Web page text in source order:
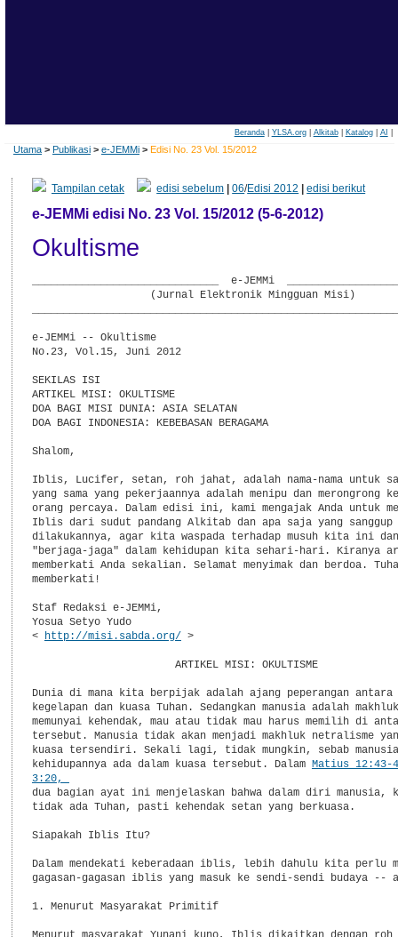
Beranda| YLSA.org| Alkitab| Katalog| AI
Utama > Publikasi > e-JEMMi > Edisi No. 23 Vol. 15/2012
Tampilan cetak edisi sebelum |06/Edisi 2012 |edisi berikut
e-JEMMi edisi No. 23 Vol. 15/2012 (5-6-2012)
Okultisme
______________________________  e-JEMMi
                   (Jurnal Elektronik Mingguan Misi)
e-JEMMi -- Okultisme
No.23, Vol.15, Juni 2012
SEKILAS ISI
ARTIKEL MISI: OKULTISME
DOA BAGI MISI DUNIA: ASIA SELATAN
DOA BAGI INDONESIA: KEBEBASAN BERAGAMA
Shalom,
Iblis, Lucifer, setan, roh jahat, adalah nama-nama untuk
yang sama yang pekerjaannya adalah menipu dan merongrong
orang percaya. Dalam edisi ini, kami mengajak Anda untuk
Iblis dari sudut pandang Alkitab dan apa saja yang sanggup
dilakukannya, agar kita waspada terhadap musuh kita ini
"berjaga-jaga" dalam kehidupan kita sehari-hari. Kiranya
memberkati Anda sekalian. Selamat menyimak dan berdoa.
memberkati!
Staf Redaksi e-JEMMi,
Yosua Setyo Yudo
<
http://misi.sabda.org/ >
                       ARTIKEL MISI: OKULTISME
Dunia di mana kita berpijak adalah ajang peperangan antara
kegelapan dan kuasa Tuhan. Sedangkan manusia adalah
memunyai kehendak, mau atau tidak mau harus memilih di
tersebut. Manusia tidak akan menjadi makhluk netralisme
kuasa tersendiri. Sekali lagi, tidak mungkin, sebab
kehidupannya ada dalam kuasa tersebut. Dalam Matius 12:43-
dua bagian ayat ini menjelaskan bahwa dalam diri manusia,
tidak ada Tuhan, pasti kehendak setan yang berkuasa.
Siapakah Iblis Itu?
Dalam mendekati keberadaan iblis, lebih dahulu kita perlu
gagasan-gagasan iblis yang masuk ke sendi-sendi budaya
1. Menurut Masyarakat Primitif